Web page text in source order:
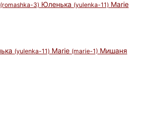
(romashka-3) Юленька (yulenka-11) Marie
(yulenka-11) Marie (marie-1) Мишаня